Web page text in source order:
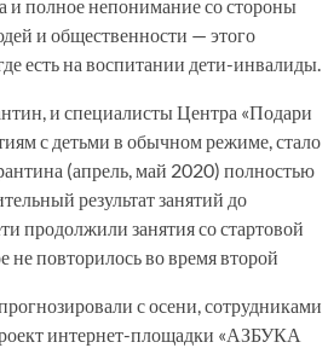
и полное непонимание со стороны
и общественности — этого
есть на воспитании дети-инвалиды.
и специалисты Центра «Подари
с детьми в обычном режиме, стало
(апрель, май 2020) полностью
результат занятий до
продолжили занятия со стартовой
не повторилось во время второй
с осени, сотрудниками
интернет-площадки «АЗБУКА